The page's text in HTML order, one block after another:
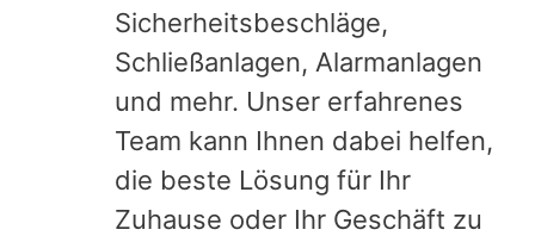
Sicherheitsbeschläge,
Schließanlagen, Alarmanlagen
und mehr. Unser erfahrenes
Team kann Ihnen dabei helfen,
die beste Lösung für Ihr
Zuhause oder Ihr Geschäft zu